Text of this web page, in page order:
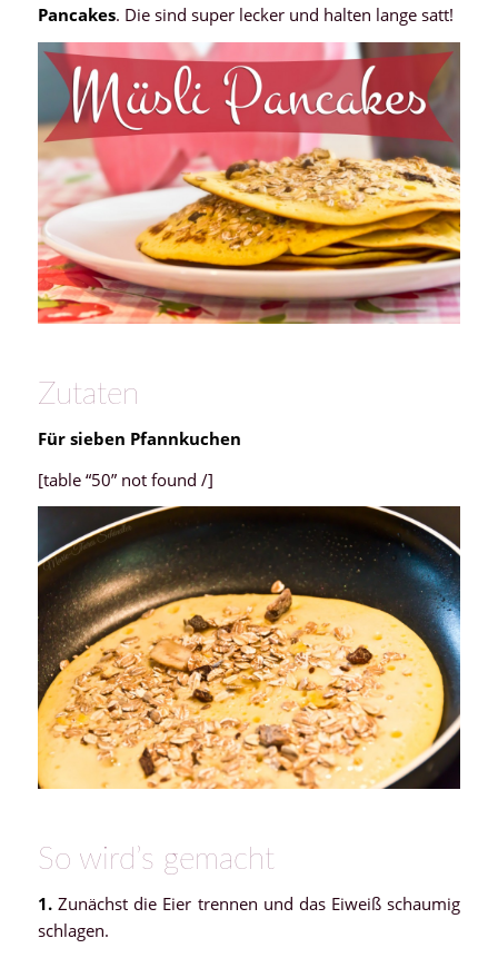
Pancakes. Die sind super lecker und halten lange satt!
Zutaten
Für sieben Pfannkuchen
[table “50” not found /]
So wird’s gemacht
1. Zunächst die Eier trennen und das Eiweiß schaumig
schlagen.